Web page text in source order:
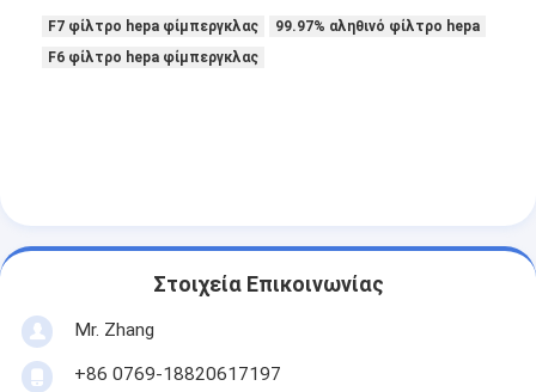
Ειδήσεις
Μηχανή κατασκευής φίλτρων αέρα
F7 φίλτρο hepa φίμπεργκλας
99.97% αληθινό φίλτρο hepa
F6 φίλτρο hepa φίμπεργκλας
Στοιχεία Επικοινωνίας
Mr. Zhang
+86 0769-18820617197